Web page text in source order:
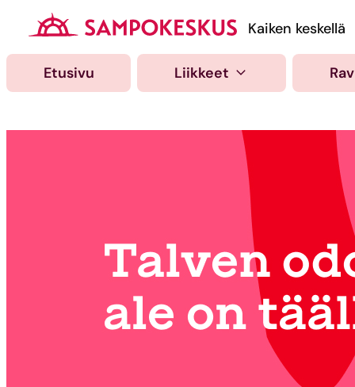
sisältöön
Kauppakeskus
Kaiken keskellä
Etusivu Liikkeet